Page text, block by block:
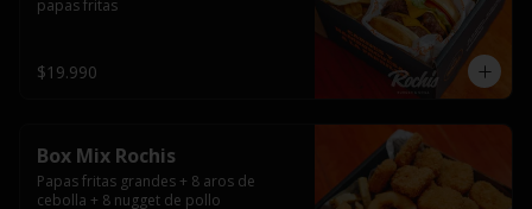
papas fritas
$19.990
Box Mix Rochis
Papas fritas grandes + 8 aros de
cebolla + 8 nugget de pollo